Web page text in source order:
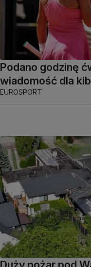
Podano godzinę
wiadomość dla
EUROSPORT